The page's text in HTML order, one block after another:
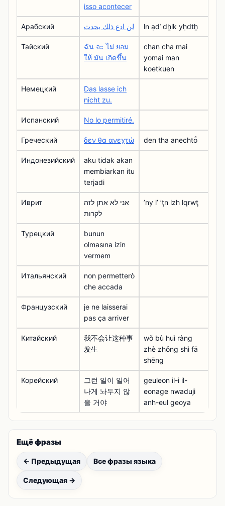
isso acontecer
Арабский لن ادع ذلك يحدث ln ạdʿ dẖlk yḥdtẖ
Тайский
ฉัน จะ ไม่ ยอม
ให้ มัน เกิดขึ้น
chan cha mai
yomai man
koetkuen
Немецкий
Das lasse ich
nicht zu.
Испанский No lo permitiré.
Греческий δεν θα ανεχτώ den tha anechtṓ
Индонезийский
aku tidak akan
membiarkan itu
terjadi
Иврит
אני לא אתן לזה
לקרות
ʼny lʼ ʼţn lzh lqrwţ
Турецкий
bunun
olmasına izin
vermem
Итальянский
non permetterò
che accada
Французский
je ne laisserai
pas ça arriver
Китайский
我不会让这种事
发生
wǒ bù huì ràng
zhè zhǒng shì fā
shēng
Корейский
그런 일이 일어
나게 놔두지 않
을 거야
geuleon il-i il-
eonage nwaduji
anh-eul geoya
Ещё фразы
← Предыдущая Все фразы языка
Следующая →